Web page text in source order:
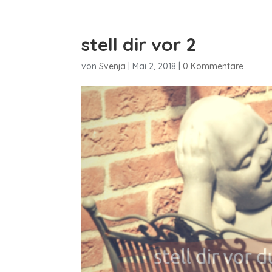
stell dir vor 2
vonSvenja |Mai 2, 2018 0 Kommentare